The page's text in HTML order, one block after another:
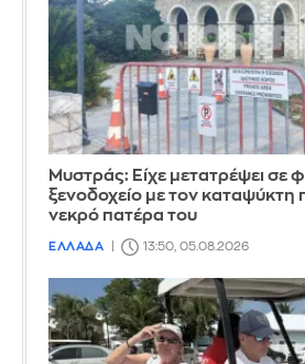
Mυστράς: Είχε μετατρέψει σε
ξενοδοχείο με τον καταψύκτη
νεκρό πατέρα του
ΕΛΛΑΔΑ 13:50, 05.08.2026